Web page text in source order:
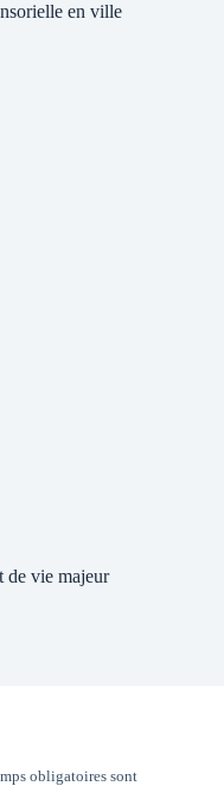
en ville
de vie majeur
obligatoires sont